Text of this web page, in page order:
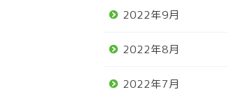
2022年9月
2022年8月
2022年7月